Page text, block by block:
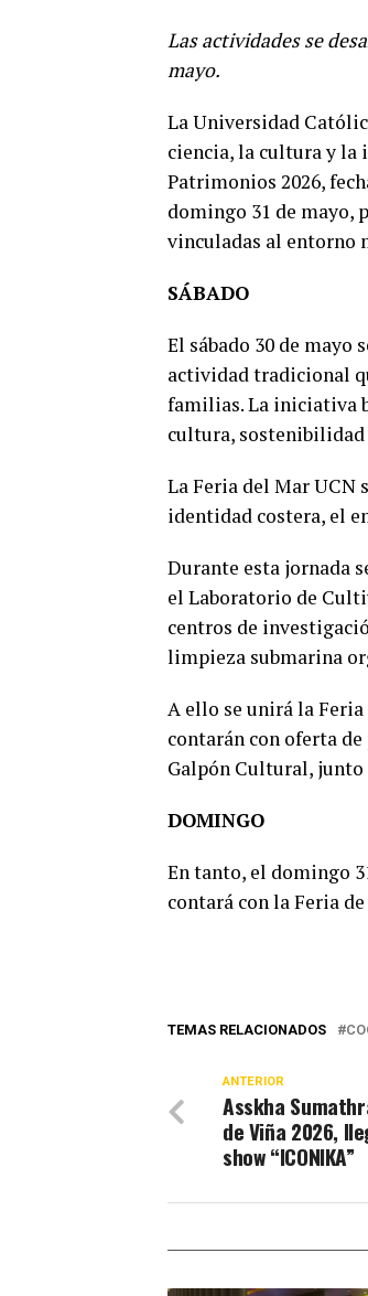
Las actividades se
mayo.
La Universidad
ciencia, la cultura y la
Patrimonios 2026,
domingo 31 de mayo,
vinculadas al entorno
SÁBADO
El sábado 30 de mayo
actividad tradicional
familias. La iniciativa
cultura, sostenibilidad
La Feria del Mar UCN
identidad costera, el
Durante esta jornada
el Laboratorio de
centros de
limpieza submarina
A ello se unirá la
contarán con oferta
Galpón Cultural,
DOMINGO
En tanto, el domingo
contará con la Feria
TEMAS RELACIONADOS
ANTERIOR
Asskha
de Viña 2026,
show “ICONIKA”